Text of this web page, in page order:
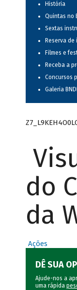
História
Quintas no
Sextas
Reserva de
Filmes e
Receba a
Concursos
Galeria
do
da
Ações
DÊ SUA
Ajude-nos a
uma rápida